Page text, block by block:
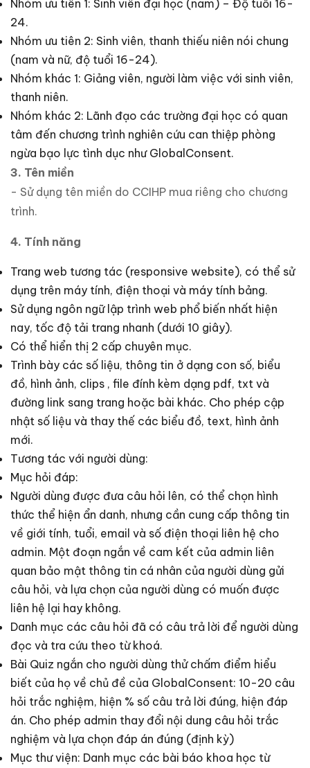
Nhóm ưu tiên 1: Sinh viên đại học (nam) – Độ tuổi 16-
24.
Nhóm ưu tiên 2: Sinh viên, thanh thiếu niên nói chung
(nam và nữ, độ tuổi 16-24).
Nhóm khác 1: Giảng viên, người làm việc với sinh viên,
thanh niên.
Nhóm khác 2: Lãnh đạo các trường đại học có quan
tâm đến chương trình nghiên cứu can thiệp phòng
ngừa bạo lực tình dục như GlobalConsent.
3. Tên miền
- Sử dụng tên miền do CCIHP mua riêng cho chương
trình.
4. Tính năng
Trang web tương tác (responsive website), có thể sử
dụng trên máy tính, điện thoại và máy tính bảng.
Sử dụng ngôn ngữ lập trình web phổ biến nhất hiện
nay, tốc độ tải trang nhanh (dưới 10 giây).
Có thể hiển thị 2 cấp chuyên mục.
Trình bày các số liệu, thông tin ở dạng con số, biểu
đồ, hình ảnh, clips , file đính kèm dạng pdf, txt và
đường link sang trang hoặc bài khác. Cho phép cập
nhật số liệu và thay thế các biểu đồ, text, hình ảnh
mới.
Tương tác với người dùng:
Mục hỏi đáp:
Người dùng được đưa câu hỏi lên, có thể chọn hình
thức thể hiện ẩn danh, nhưng cần cung cấp thông tin
về giới tính, tuổi, email và số điện thoại liên hệ cho
admin. Một đoạn ngắn về cam kết của admin liên
quan bảo mật thông tin cá nhân của người dùng gửi
câu hỏi, và lựa chọn của người dùng có muốn được
liên hệ lại hay không.
Danh mục các câu hỏi đã có câu trả lời để người dùng
đọc và tra cứu theo từ khoá.
Bài Quiz ngắn cho người dùng thử chấm điểm hiểu
biết của họ về chủ đề của GlobalConsent: 10-20 câu
hỏi trắc nghiệm, hiện % số câu trả lời đúng, hiện đáp
án. Cho phép admin thay đổi nội dung câu hỏi trắc
nghiệm và lựa chọn đáp án đúng (định kỳ)
Mục thư viện: Danh mục các bài báo khoa học từ